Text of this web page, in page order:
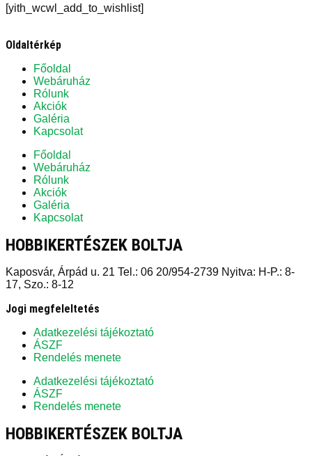
[yith_wcwl_add_to_wishlist]
Oldaltérkép
Főoldal
Webáruház
Rólunk
Akciók
Galéria
Kapcsolat
Főoldal
Webáruház
Rólunk
Akciók
Galéria
Kapcsolat
HOBBIKERTÉSZEK BOLTJA
Kaposvár, Árpád u. 21 Tel.: 06 20/954-2739 Nyitva: H-P.: 8-
17, Szo.: 8-12
Jogi megfeleltetés
Adatkezelési tájékoztató
ÁSZF
Rendelés menete
Adatkezelési tájékoztató
ÁSZF
Rendelés menete
HOBBIKERTÉSZEK BOLTJA